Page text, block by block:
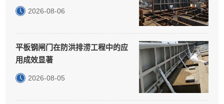
2026-08-06
平板钢闸门在防洪排涝工程中的应
用成效显著
2026-08-05